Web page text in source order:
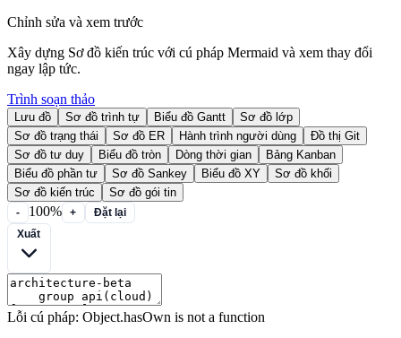
Chỉnh sửa và xem trước
Xây dựng Sơ đồ kiến trúc với cú pháp Mermaid và xem thay đổi
ngay lập tức.
Trình soạn thảo
Lưu đồ Sơ đồ trình tự Biểu đồ Gantt
Sơ đồ lớp
Sơ đồ trạng thái
Sơ đồ ER Hành trình người dùng
Đồ thị Git
Sơ đồ tư duy
Biểu đồ tròn Dòng thời gian
Bảng Kanban
Biểu đồ phần tư
Sơ đồ Sankey Biểu đồ XY
Sơ đồ khối
Sơ đồ kiến trúc
Sơ đồ gói tin
- 100% +
Đặt lại
Lỗi cú pháp: Object.hasOwn is not a function